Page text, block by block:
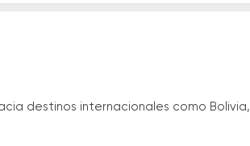
destinos internacionales como Bolivia,